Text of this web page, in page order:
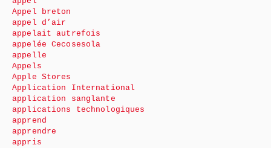
Appel breton
appel d’air
appelait autrefois
appelée Cecosesola
appelle
Appels
Apple Stores
Application International
application sanglante
applications technologiques
apprend
apprendre
appris